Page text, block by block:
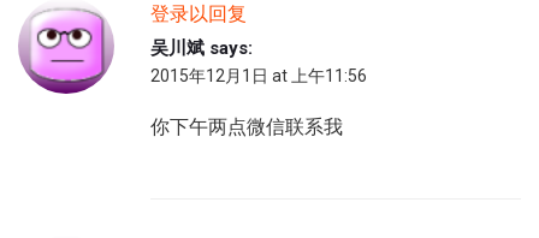
登录以回复
吴川斌 says:
2015年12月1日 at 上午11:56
你下午两点微信联系我